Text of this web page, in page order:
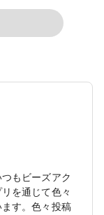
もビーズアク
を通じて色々
す。色々投稿